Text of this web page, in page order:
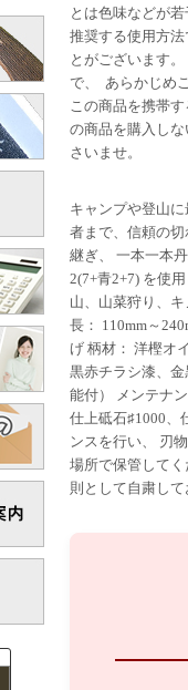
とは色味などが
推奨する使用方
とがございます
で、 あらかじめ
この商品を携帯
の商品を購入し
さいませ。
キャンプや登山
者まで、信頼の
継ぎ、 一本一本
2(7+青2+7) を使
山、山菜狩り、
長： 110mm～
げ 柄材： 洋樫オ
黒赤チラシ漆、
能付） メンテナ
仕上砥石♯1000、
ンスを行い、 刃
場所で保管して
則として自粛して